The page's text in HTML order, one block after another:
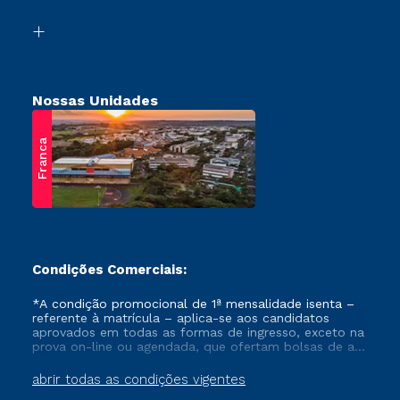
Retorne ao Curso
Nossas Unidades
Franca
Condições Comerciais:
abrir todas as condições vigentes
*A condição promocional de 1ª mensalidade isenta –
referente à matrícula – aplica-se aos candidatos
aprovados em todas as formas de ingresso, exceto na
prova on-line ou agendada, que ofertam bolsas de até
vigente, que ainda não tenham efetivado e/ou não
tenham cancelado ou trancado sua matrícula em uma